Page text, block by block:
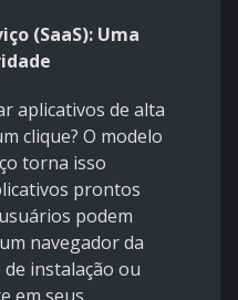
(SaaS): Uma
aplicativos de alta
clique? O modelo
torna isso
prontos
podem
navegador da
de instalação ou